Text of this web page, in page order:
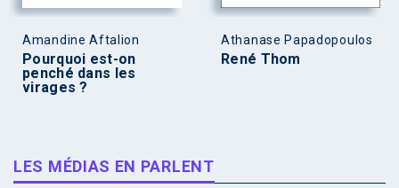
Amandine Aftalion
Pourquoi est-on
penché dans les
virages ?
Athanase Papadopoulos
René Thom
LES MÉDIAS EN PARLENT